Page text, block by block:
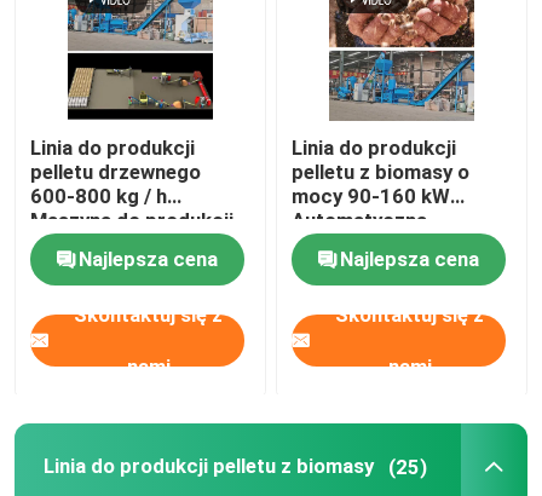
Linia do produkcji
pelletu drzewnego
600-800 kg / h
Maszyna do produkcji
pelletu z biomasy 6-12
mm
Najlepsza cena
Skontaktuj się z
nami
Linia do produkcji
pelletu z biomasy o
mocy 90-160 kW
Automatyczna
maszyna pakująca
pellet o średnicy 10-30
mm
Najlepsza cena
Skontaktuj się z
nami
Linia do produkcji pelletu z biomasy (25)